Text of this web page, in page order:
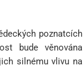
poznatcích
bude věnována
silnému vlivu na